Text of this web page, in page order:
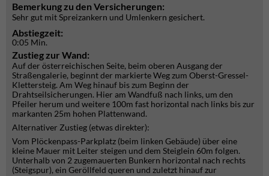
Bemerkung zu den Versicherungen:
Sehr gut mit Spreizankern und Umlenkern gesichert.
Abstiegzeit:
0:05 Min.
Zustieg zur Wand:
Auf der österreichischen Seite, beim oberen Ausgang der
Straßengalerie, beginnt der markierte Weg zum Oberst-Gressel-
Klettersteig. Am Weg hinauf bis zum Beginn der
Drahtseilsicherungen. Hier am Wandfuß nach links, um den
Pfeiler herum und weitere 100m fast horizontal nach links bis zur
markanten 25m hohen Plattenwand.
Alternativer Zustieg (etwas direkter):
Vom Plöckenpass-Parkplatz (beim linken Gebäude) über eine
kleine Mauer mit Leiter steigen und dem Steiglein 60m folgen.
Unterhalb von 2 zugemauerten Bunkern horizontal nach rechts
(Steigspur), ein Geröllfeld queren und zuletzt hinauf zur